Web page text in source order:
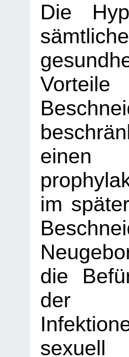
Die
sämtliche
einen
im
die
der
sexuell